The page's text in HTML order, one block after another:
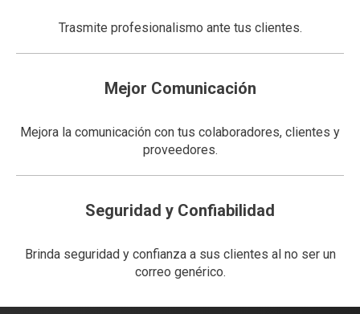
Trasmite profesionalismo ante tus clientes.
Mejor Comunicación
Mejora la comunicación con tus colaboradores, clientes y
proveedores.
Seguridad y Confiabilidad
Brinda seguridad y confianza a sus clientes al no ser un
correo genérico.